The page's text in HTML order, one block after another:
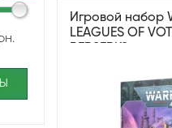
Игровой набор
LEAGUES OF